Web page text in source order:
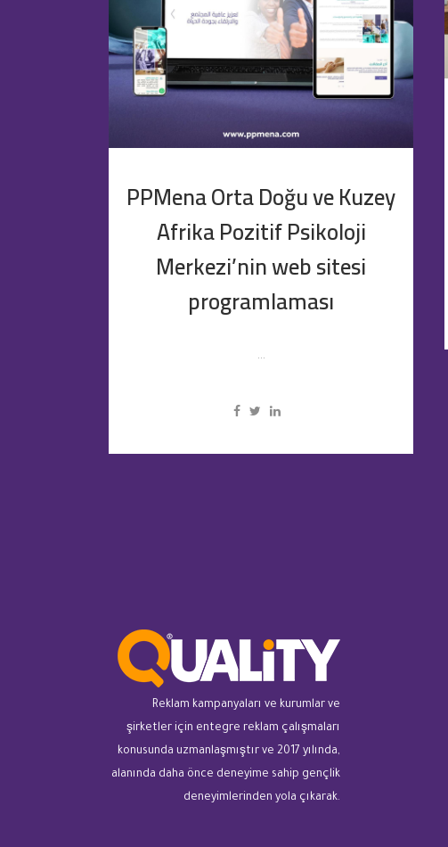
PPMena Orta Doğu ve Kuzey
Afrika Pozitif Psikoloji
Merkezi’nin web sitesi
programlaması
...
Reklam kampanyaları ve kurumlar ve
şirketler için entegre reklam çalışmaları
konusunda uzmanlaşmıştır ve 2017 yılında,
alanında daha önce deneyime sahip gençlik
deneyimlerinden yola çıkarak.